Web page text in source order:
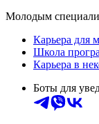
Молодым
Карьера для
Школа
Карьера в
Боты для